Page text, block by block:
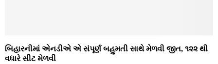
બિહારનીમાં એનડીએ એ સંપૂર્ણ બહુમતી સાથે મેળવી જીત, ૧૨૨ થી
વધારે સીટ મેળવી